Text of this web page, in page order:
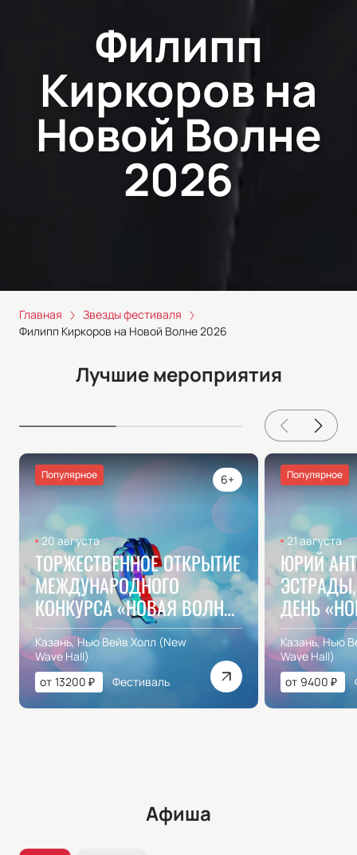
Филипп
Киркоров на
Новой Волне
2026
Главная
Звезды фестиваля
Филипп Киркоров на Новой Волне 2026
Лучшие мероприятия
Популярное 6+
20 августа
ТОРЖЕСТВЕННОЕ ОТКРЫТИЕ
МЕЖДУНАРОДНОГО
КОНКУРСА «НОВАЯ ВОЛНА
2026»
Казань, Нью Вейв Холл (New
Wave Hall)
от 13200 ₽ Фестиваль
Популярное
21 августа
ЮРИЙ
ДЕНЬ
2026»
Казань, Нью
Wave Hall)
от 9400 ₽
Афиша